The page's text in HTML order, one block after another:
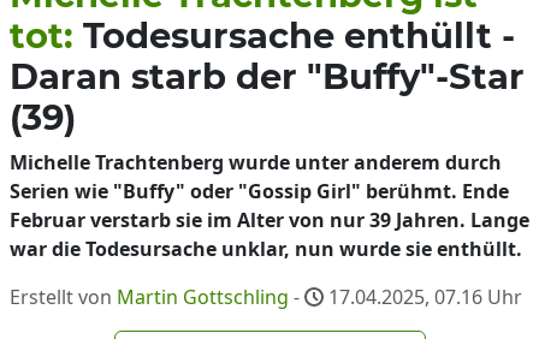
tot: Todesursache enthüllt -
Daran starb der "Buffy"-Star
(39)
Michelle Trachtenberg wurde unter anderem durch
Serien wie "Buffy" oder "Gossip Girl" berühmt. Ende
Februar verstarb sie im Alter von nur 39 Jahren. Lange
war die Todesursache unklar, nun wurde sie enthüllt.
Erstellt von Martin Gottschling - 17.04.2025, 07.16 Uhr